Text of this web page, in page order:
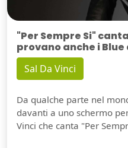
"Per Sempre Si"
provano anche i
Sal Da Vinci
Da qualche parte nel
davanti a uno schermo
Vinci che canta "Per